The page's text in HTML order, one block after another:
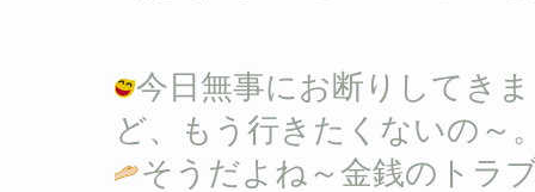
今日無事にお断りしてき
ど、もう行きたくないの～
そうだよね～金銭のトラ